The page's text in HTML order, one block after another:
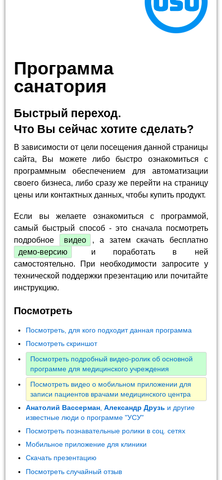
Программа
санатория
Быстрый переход.
Что Вы сейчас хотите сделать?
В зависимости от цели посещения данной страницы
сайта, Вы можете либо быстро ознакомиться с
программным обеспечением для автоматизации
своего бизнеса, либо сразу же перейти на страницу
цены или контактных данных, чтобы купить продукт.
Если вы желаете ознакомиться с программой,
самый быстрый способ - это сначала посмотреть
подробное
видео
, а затем скачать бесплатно
демо-версию
и поработать в ней
самостоятельно. При необходимости запросите у
технической поддержки презентацию или почитайте
инструкцию.
Посмотреть
Посмотреть, для кого подходит данная программа
Посмотреть скриншот
Посмотреть подробный видео-ролик об основной
программе для медицинского учреждения
Посмотреть видео о мобильном приложении для
записи пациентов врачами медицинского центра
Анатолий Вассерман ,Александр Друзь и другие
известные люди о программе "УСУ"
Посмотреть познавательные ролики в соц. сетях
Мобильное приложение для клиники
Скачать презентацию
Посмотреть случайный отзыв